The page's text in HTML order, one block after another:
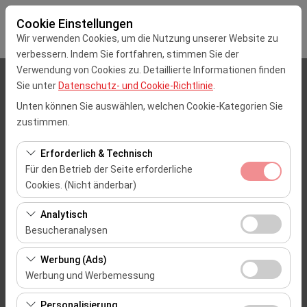
Cookie Einstellungen
Wir verwenden Cookies, um die Nutzung unserer Website zu
verbessern. Indem Sie fortfahren, stimmen Sie der
Verwendung von Cookies zu. Detaillierte Informationen finden
Sie unter Datenschutz- und Cookie-Richtlinie
Unten können Sie auswählen, welchen Cookie-Kategorien Sie
zustimmen.
Erforderlich & Technisch
Für den Betrieb der Seite erforderliche
Cookies. (Nicht änderbar)
Diese Cookies sind für das ordnungsgemäße
Funktionieren der Website, die Sicherheit, die
Sitzungsverwaltung und grundlegende Funktionen
erforderlich. Sie können nicht deaktiviert werden.
Analytisch
Besucheranalysen
Diese Cookies ermöglichen es uns, zu analysieren, wie
unsere Website genutzt wird (Besucherzahl,
meistbesuchte Seiten, Nutzerverhalten). Diese Daten
werden verwendet, um die Leistung der Website zu
Werbung (Ads)
Werbung und Werbemessung
Diese Cookies ermöglichen es uns, Ihnen auf Ihre
Abholstation
Auswählen
Eine andere Rückgabestation auswählen
Abholdatum & Zeit
Rückgabedatum & Zeit